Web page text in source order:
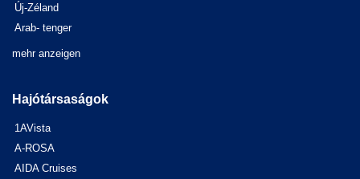
Új-Zéland
Arab- tenger
mehr anzeigen
Hajótársaságok
1AVista
A-ROSA
AIDA Cruises